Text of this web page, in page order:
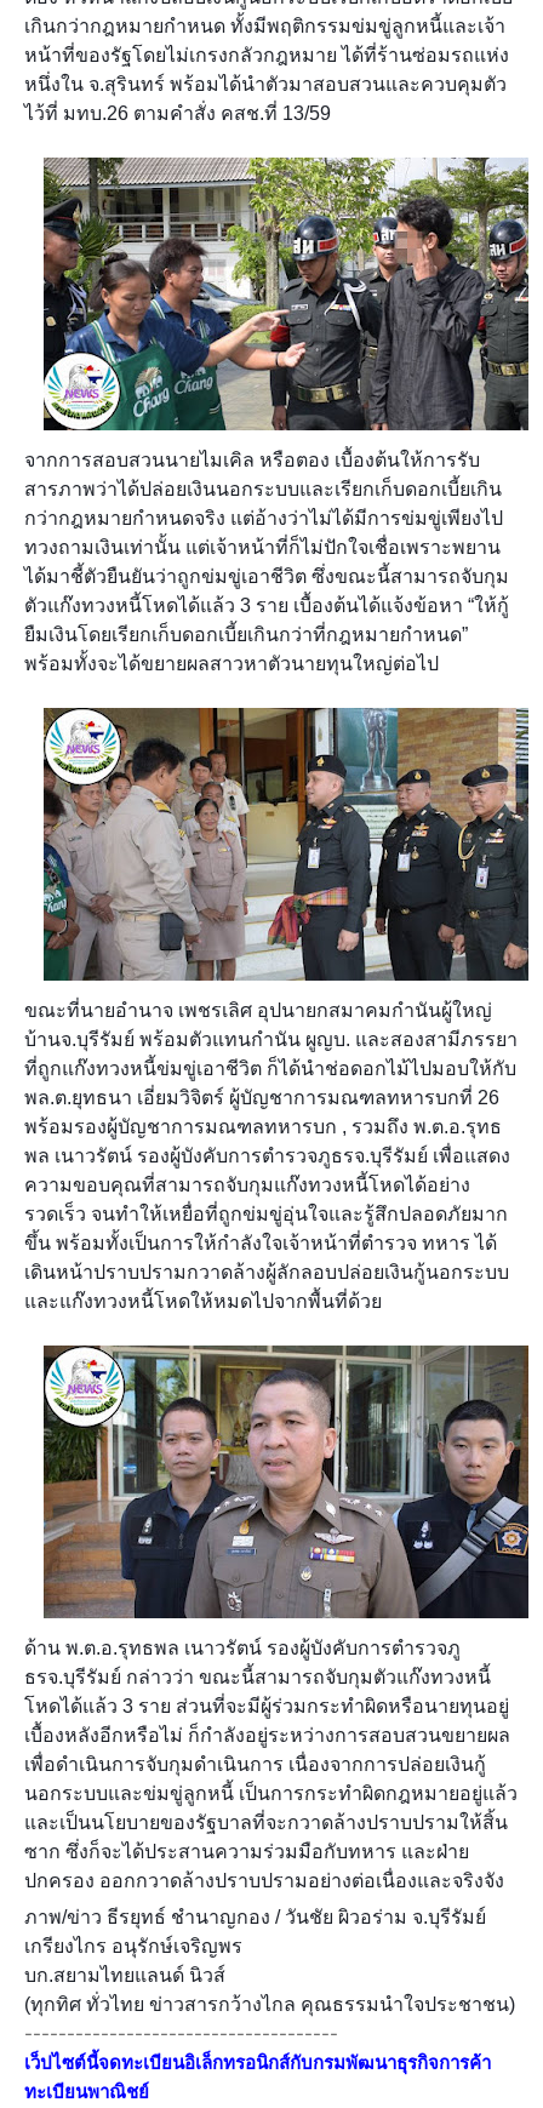
เกินกว่ากฎหมายกำหนด ทั้งมีพฤติกรรมข่มขู่ลูกหนี้และเจ้า
หน้าที่ของรัฐโดยไม่เกรงกลัวกฎหมาย ได้ที่ร้านซ่อมรถแห่ง
หนึ่งใน จ.สุรินทร์ พร้อมได้นำตัวมาสอบสวนและควบคุมตัว
ไว้ที่ มทบ.26 ตามคำสั่ง คสช.ที่ 13/59
จากการสอบสวนนายไมเคิล หรือตอง เบื้องต้นให้การรับ
สารภาพว่าได้ปล่อยเงินนอกระบบและเรียกเก็บดอกเบี้ยเกิน
กว่ากฎหมายกำหนดจริง แต่อ้างว่าไม่ได้มีการข่มขู่เพียงไป
ทวงถามเงินเท่านั้น แต่เจ้าหน้าที่ก็ไม่ปักใจเชื่อเพราะพยาน
ได้มาชี้ตัวยืนยันว่าถูกข่มขู่เอาชีวิต ซึ่งขณะนี้สามารถจับกุม
ตัวแก๊งทวงหนี้โหดได้แล้ว 3 ราย เบื้องต้นได้แจ้งข้อหา “ให้กู้
ยืมเงินโดยเรียกเก็บดอกเบี้ยเกินกว่าที่กฎหมายกำหนด”
พร้อมทั้งจะได้ขยายผลสาวหาตัวนายทุนใหญ่ต่อไป
ขณะที่นายอำนาจ เพชรเลิศ อุปนายกสมาคมกำนันผู้ใหญ่
บ้านจ.บุรีรัมย์ พร้อมตัวแทนกำนัน ผูญบ. และสองสามีภรรยา
ที่ถูกแก๊งทวงหนี้ข่มขู่เอาชีวิต ก็ได้นำช่อดอกไม้ไปมอบให้กับ
พล.ต.ยุทธนา เอี่ยมวิจิตร์ ผู้บัญชาการมณฑลทหารบกที่ 26
พร้อมรองผู้บัญชาการมณฑลทหารบก , รวมถึง พ.ต.อ.รุทธ
พล เนาวรัตน์ รองผู้บังคับการตำรวจภูธรจ.บุรีรัมย์ เพื่อแสดง
ความขอบคุณที่สามารถจับกุมแก๊งทวงหนี้โหดได้อย่าง
รวดเร็ว จนทำให้เหยื่อที่ถูกข่มขู่อุ่นใจและรู้สึกปลอดภัยมาก
ขึ้น พร้อมทั้งเป็นการให้กำลังใจเจ้าหน้าที่ตำรวจ ทหาร ได้
เดินหน้าปราบปรามกวาดล้างผู้ลักลอบปล่อยเงินกู้นอกระบบ
และแก๊งทวงหนี้โหดให้หมดไปจากพื้นที่ด้วย
ด้าน พ.ต.อ.รุทธพล เนาวรัตน์ รองผู้บังคับการตำรวจภู
ธรจ.บุรีรัมย์ กล่าวว่า ขณะนี้สามารถจับกุมตัวแก๊งทวงหนี้
โหดได้แล้ว 3 ราย ส่วนที่จะมีผู้ร่วมกระทำผิดหรือนายทุนอยู่
เบื้องหลังอีกหรือไม่ ก็กำลังอยู่ระหว่างการสอบสวนขยายผล
เพื่อดำเนินการจับกุมดำเนินการ เนื่องจากการปล่อยเงินกู้
นอกระบบและข่มขู่ลูกหนี้ เป็นการกระทำผิดกฎหมายอยู่แล้ว
และเป็นนโยบายของรัฐบาลที่จะกวาดล้างปราบปรามให้สิ้น
ซาก ซึ่งก็จะได้ประสานความร่วมมือกับทหาร และฝ่าย
ปกครอง ออกกวาดล้างปราบปรามอย่างต่อเนื่องและจริงจัง
ภาพ/ข่าว ธีรยุทธ์ ชำนาญกอง / วันชัย ผิวอร่าม จ.บุรีรัมย์
เกรียงไกร อนุรักษ์เจริญพร
บก.สยามไทยแลนด์ นิวส์
(ทุกทิศ ทั่วไทย ข่าวสารกว้างไกล คุณธรรมนำใจประชาชน)
-------------------------------------
เว็ปไซต์นี้จดทะเบียนอิเล็กทรอนิกส์กับกรมพัฒนาธุรกิจการค้า
ทะเบียนพาณิชย์